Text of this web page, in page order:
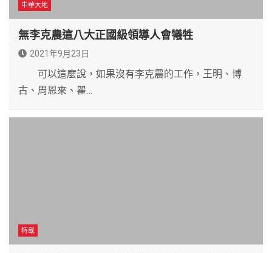
中華大地
無李克農這八大正國級領導人會犧牲
2021年9月23日
可以這麼說，如果沒有李克農的工作，王明、博
古、周恩來、瞿…
特載